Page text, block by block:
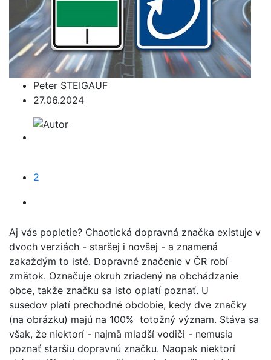
Peter STEIGAUF
27.06.2024
2
Aj vás popletie? Chaotická dopravná značka existuje v
dvoch verziách - staršej i novšej - a znamená
zakaždým to isté. Dopravné značenie v ČR robí
zmätok. Označuje okruh zriadený na obchádzanie
obce, takže značku sa isto oplatí poznať. U
susedov platí prechodné obdobie, kedy dve značky
(na obrázku) majú na 100% totožný význam. Stáva sa
však, že niektorí - najmä mladší vodiči - nemusia
poznať staršiu dopravnú značku. Naopak niektorí